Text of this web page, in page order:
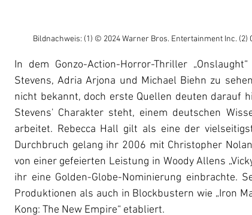
Bildnachweis: (1) © 2024 Warner Bros. Entertainment Inc. (2)
In dem Gonzo-Action-Horror-Thriller
Stevens, Adria Arjona und Michael Biehn zu
nicht bekannt, doch erste Quellen deuten darauf
Stevens' Charakter steht, einem deutschen
arbeitet. Rebecca Hall gilt als eine der
Durchbruch gelang ihr 2006 mit Christopher
von einer gefeierten Leistung in Woody Allens
ihr eine Golden-Globe-Nominierung einbrachte.
Produktionen als auch in Blockbustern wie „Iron
Kong: The New Empire“ etabliert.